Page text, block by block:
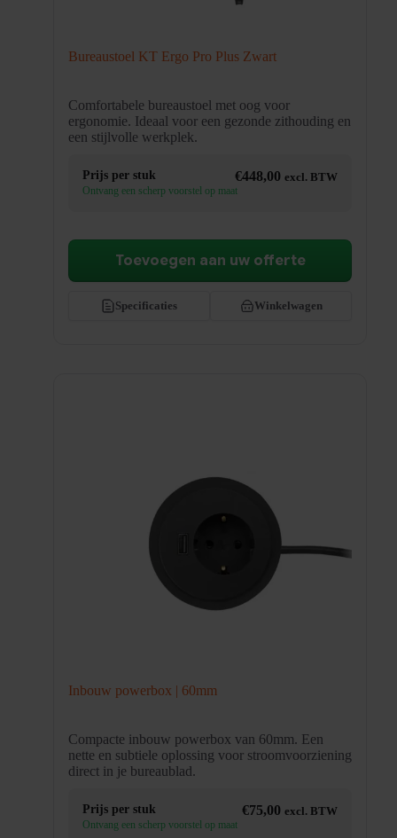
Bureaustoel KT Ergo Pro Plus Zwart
Comfortabele bureaustoel met oog voor
ergonomie. Ideaal voor een gezonde zithouding en
een stijlvolle werkplek.
Prijs per stuk €448,00 excl. BTW
Ontvang een scherp voorstel op maat
Specificaties Winkelwagen
Toevoegen aan uw offerte
Inbouw powerbox | 60mm
Compacte inbouw powerbox van 60mm. Een
nette en subtiele oplossing voor stroomvoorziening
direct in je bureaublad.
Prijs per stuk €75,00 excl. BTW
Ontvang een scherp voorstel op maat